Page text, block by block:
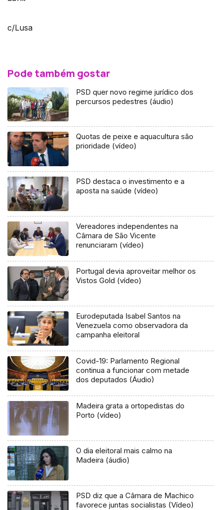
c/Lusa
Pode também gostar
PSD quer novo regime jurídico dos
percursos pedestres (áudio)
Quotas de peixe e aquacultura são
prioridade (vídeo)
PSD destaca o investimento e a
aposta na saúde (vídeo)
Vereadores independentes na
Câmara de São Vicente
renunciaram (vídeo)
Portugal devia aproveitar melhor os
Vistos Gold (vídeo)
Eurodeputada Isabel Santos na
Venezuela como observadora da
campanha eleitoral
Covid-19: Parlamento Regional
continua a funcionar com metade
dos deputados (Áudio)
Madeira grata a ortopedistas do
Porto (vídeo)
O dia eleitoral mais calmo na
Madeira (áudio)
PSD diz que a Câmara de Machico
favorece juntas socialistas (Vídeo)